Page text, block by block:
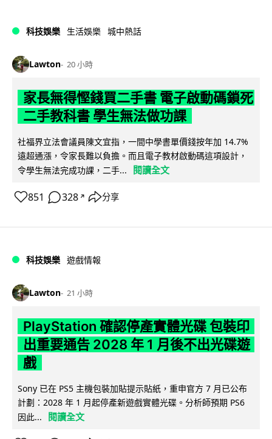
科技娛樂 生活娛樂 城中熱話
Lawton 20 小時
家長無得慳錢買二手書 電子啟動碼鎖死
二手教科書 學生無法做功課
社福界立法會議員陳文宜指，一間中學書單價錢按年加 14.7%
遠超通漲，令家長難以負擔。而且電子教材啟動碼這項設計，
令學生無法完成功課，二手...
閱讀全文
851 328 ↗ 分享
科技娛樂 遊戲情報
Lawton 21 小時
PlayStation 確認停產實體光碟 包裝印
出重要通告 2028 年 1 月後不出光碟遊
戲
Sony 已在 PS5 主機包裝加貼提示貼紙，重申官方 7 月已公布
計劃：2028 年 1 月起停產新遊戲實體光碟。分析師預期 PS6
因此...
閱讀全文